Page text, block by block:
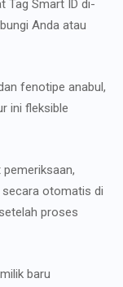
Tag Smart ID di-
Anda atau
fenotipe anabul,
ini fleksible
secara otomatis di
proses
baru